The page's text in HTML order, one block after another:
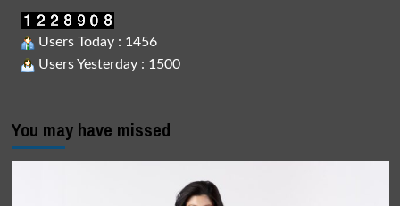
Users Today : 1456
Users Yesterday : 1500
You may have missed